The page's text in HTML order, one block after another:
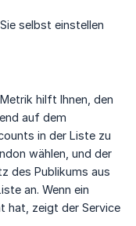
selbst einstellen
hilft Ihnen, den
auf dem
in der Liste zu
wählen, und der
des Publikums aus
an. Wenn ein
hat, zeigt der Service